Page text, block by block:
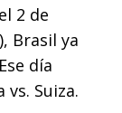
2 de
Brasil ya
día
Suiza.